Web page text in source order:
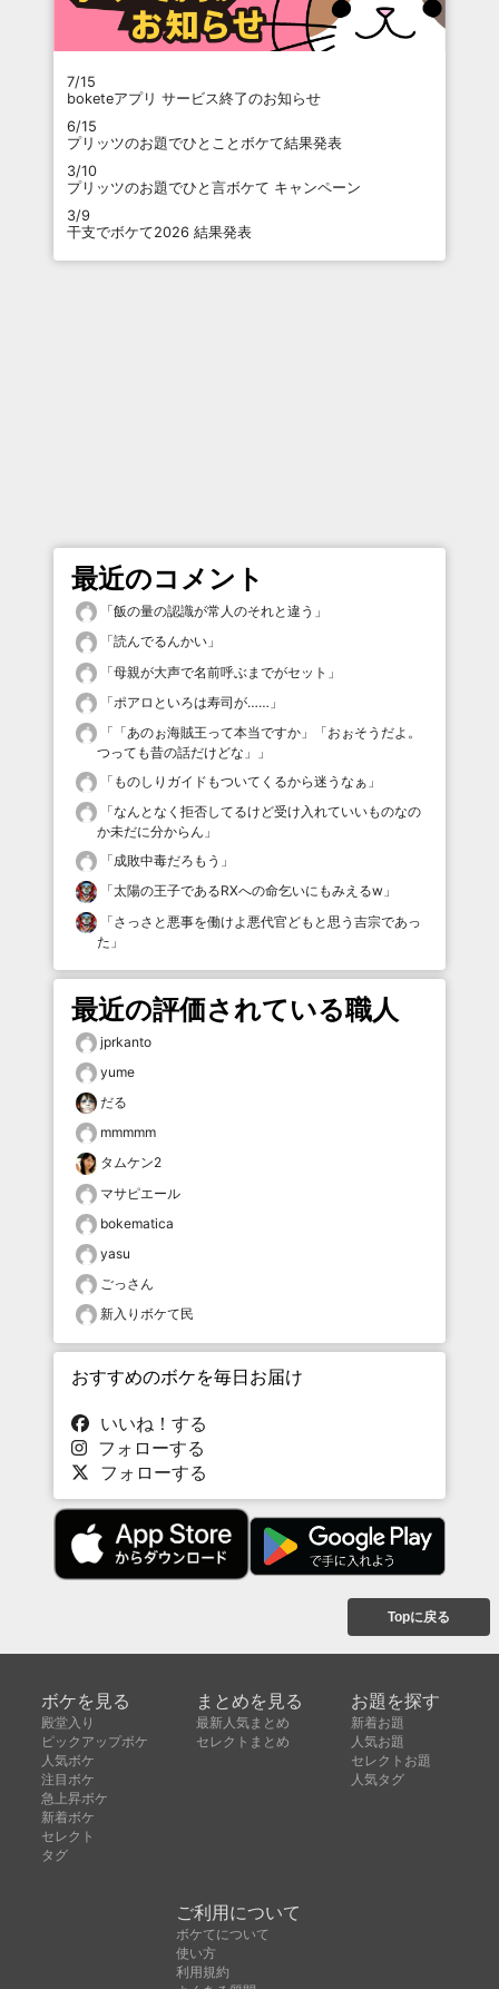
7/15
boketeアプリ サービス終了のお知らせ
6/15
プリッツのお題でひとことボケて結果発表
3/10
プリッツのお題でひと言ボケて キャンペーン
3/9
干支でボケて2026 結果発表
最近のコメント
「飯の量の認識が常人のそれと違う 」
「読んでるんかい 」
「母親が大声で名前呼ぶまでがセット 」
「ポアロといろは寿司が…… 」
「 「あのぉ海賊王って本当ですか」「おぉそうだよ。
つっても昔の話だけどな」
」
「 ものしりガイドもついてくるから迷うなぁ 」
「なんとなく拒否してるけど受け入れていいものなの
か未だに分からん 」
「成敗中毒だろもう 」
「太陽の王子であるRXへの命乞いにもみえるw 」
「さっさと悪事を働けよ悪代官どもと思う吉宗であっ
た 」
最近の評価されている職人
jprkanto
yume
だる
mmmmm
タムケン2
マサピエール
bokematica
yasu
ごっさん
新入りボケて民
おすすめのボケを毎日お届け
いいね！する
フォローする
フォローする
Topに戻る
ボケを見る
殿堂入り
ピックアップボケ
人気ボケ
注目ボケ
急上昇ボケ
新着ボケ
セレクト
タグ
まとめを見る
最新人気まとめ
セレクトまとめ
お題を探す
新着お題
人気お題
セレクトお題
人気タグ
ご利用について
ボケてについて
使い方
利用規約